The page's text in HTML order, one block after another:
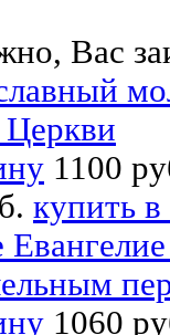
Вас
Церкви
1100
купить
1060